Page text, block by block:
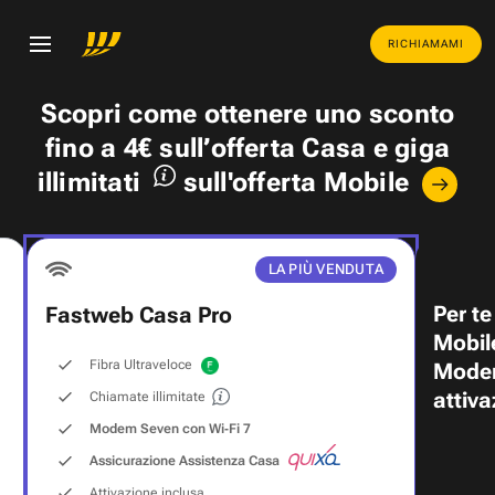
RICHIAMAMI
Scopri come ottenere uno sconto
fino a 4€ sull’offerta Casa egiga
illimitati
sull'offerta Mobile
LA PIÙ VENDUTA
Fastweb Casa Pro
Fibra Ultraveloce
Chiamate illimitate
Modem Seven con Wi‑Fi 7
Assicurazione Assistenza Casa
Per